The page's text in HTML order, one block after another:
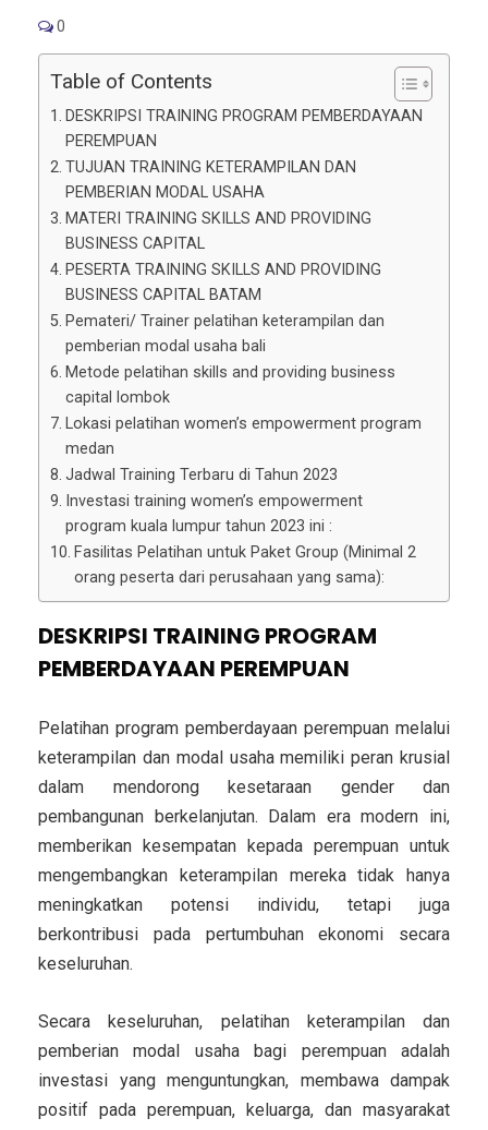
0
Table of Contents
DESKRIPSI TRAINING PROGRAM PEMBERDAYAAN
PEREMPUAN
TUJUAN TRAINING KETERAMPILAN DAN
PEMBERIAN MODAL USAHA
MATERI TRAINING SKILLS AND PROVIDING
BUSINESS CAPITAL
PESERTA TRAINING SKILLS AND PROVIDING
BUSINESS CAPITAL BATAM
Pemateri/ Trainer pelatihan keterampilan dan
pemberian modal usaha bali
Metode pelatihan skills and providing business
capital lombok
Lokasi pelatihan women’s empowerment program
medan
Jadwal Training Terbaru di Tahun 2023
Investasi training women’s empowerment
program kuala lumpur tahun 2023 ini :
Fasilitas Pelatihan untuk Paket Group (Minimal 2
orang peserta dari perusahaan yang sama):
DESKRIPSI TRAINING PROGRAM
PEMBERDAYAAN PEREMPUAN
Pelatihan program pemberdayaan perempuan melalui
keterampilan dan modal usaha memiliki peran krusial
dalam mendorong kesetaraan gender dan
pembangunan berkelanjutan. Dalam era modern ini,
memberikan kesempatan kepada perempuan untuk
mengembangkan keterampilan mereka tidak hanya
meningkatkan potensi individu, tetapi juga
berkontribusi pada pertumbuhan ekonomi secara
keseluruhan.
Secara keseluruhan, pelatihan keterampilan dan
pemberian modal usaha bagi perempuan adalah
investasi yang menguntungkan, membawa dampak
positif pada perempuan, keluarga, dan masyarakat